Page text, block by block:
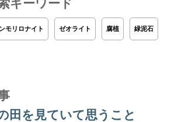
キーワード
モリロナイト ゼオライト 腐植 緑泥石
田を見ていて思うこと